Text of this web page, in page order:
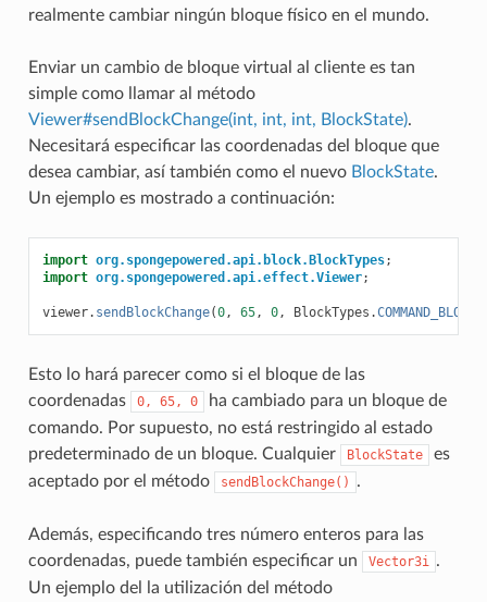
realmente cambiar ningún bloque físico en el mundo.
Enviar un cambio de bloque virtual al cliente es tan
simple como llamar al método
Viewer#sendBlockChange(int, int, int, BlockState).
Necesitará especificar las coordenadas del bloque que
desea cambiar, así también como el nuevo BlockState.
Un ejemplo es mostrado a continuación:
import org.spongepowered.api.block.BlockTypes;
import org.spongepowered.api.effect.Viewer;
viewer. sendBlockChange(0, 65, 0, BlockTypes .COMMAND_BLOCK
Esto lo hará parecer como si el bloque de las
coordenadas
0, 65, 0
ha cambiado para un bloque de
comando. Por supuesto, no está restringido al estado
predeterminado de un bloque. Cualquier
BlockState
es
aceptado por el método
sendBlockChange() .
Además, especificando tres número enteros para las
coordenadas, puede también especificar un
Vector3i .
Un ejemplo del la utilización del método